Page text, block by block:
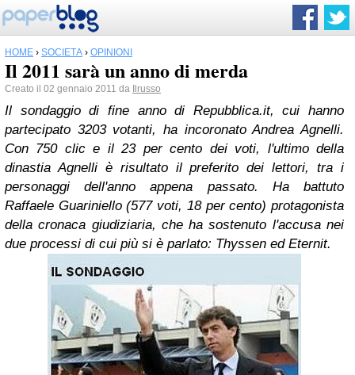
HOME › SOCIETÀ › OPINIONI
Il 2011 sarà un anno di merda
Creato il 02 gennaio 2011 da Ilrusso
Il sondaggio di fine anno di Repubblica.it, cui hanno
partecipato 3203 votanti, ha incoronato Andrea Agnelli.
Con 750 clic e il 23 per cento dei voti, l'ultimo della
dinastia Agnelli è risultato il preferito dei lettori, tra i
personaggi dell'anno appena passato. Ha battuto
Raffaele Guariniello (577 voti, 18 per cento) protagonista
della cronaca giudiziaria, che ha sostenuto l'accusa nei
due processi di cui più si è parlato: Thyssen ed Eternit.